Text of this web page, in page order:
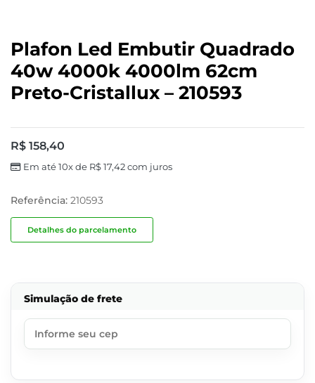
Plafon Led Embutir Quadrado
40w 4000k 4000lm 62cm
Preto-Cristallux – 210593
R$ 158,40
Em até 10x de R$17,42com juros
Referência: 210593
Detalhes do parcelamento
Simulação de frete